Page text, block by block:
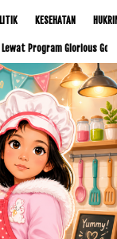
KESEHATAN
Glorious Golo Mori